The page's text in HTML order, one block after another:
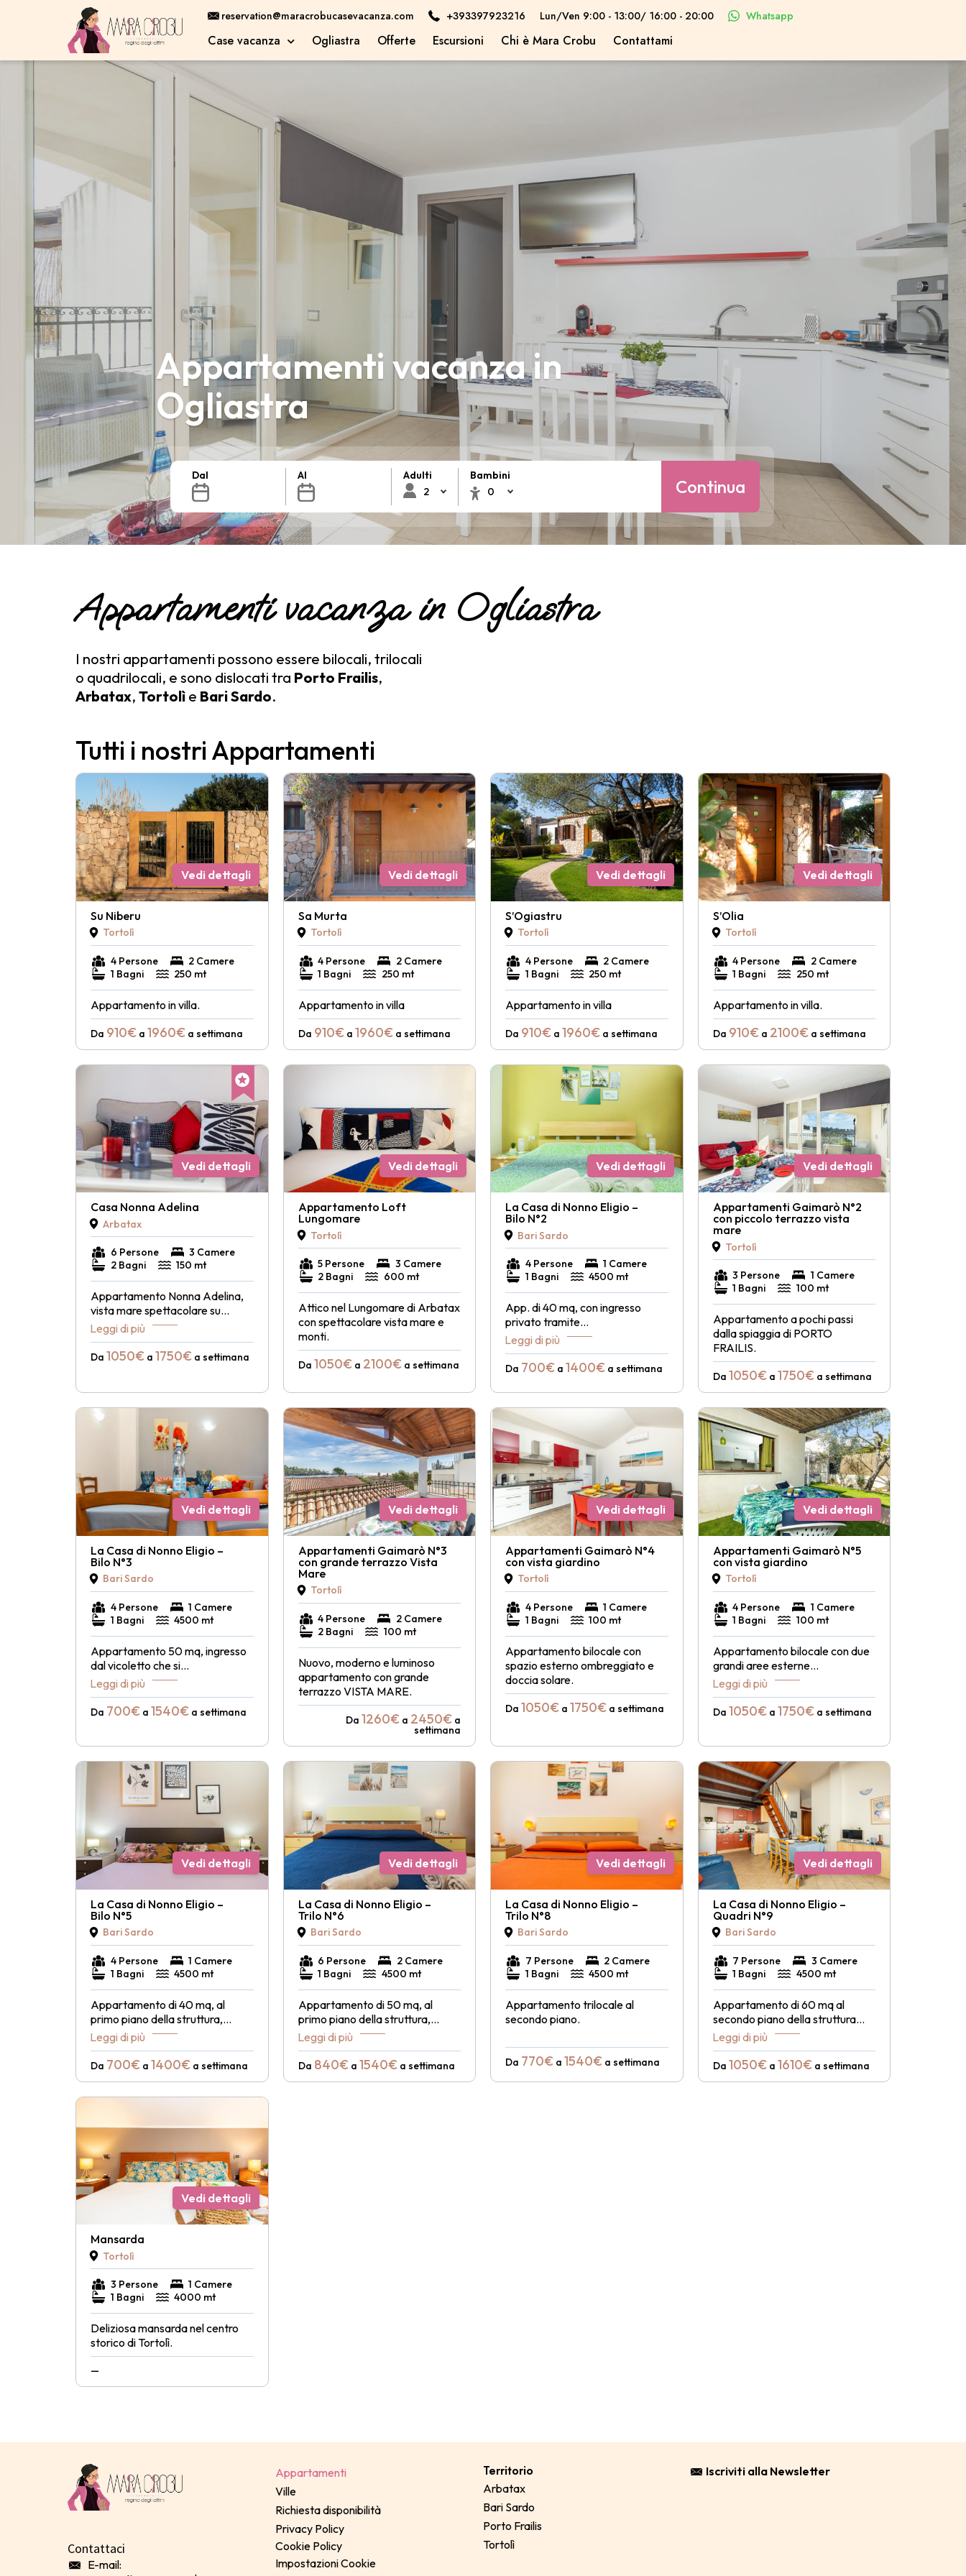
reservation@maracrobucasevacanza.com +393397923216 Lun/Ven 9:00 - 13:00/ 16:00 - 20:00 Whatsapp
Case vacanza Ogliastra Offerte Escursioni Chi è Mara Crobu Contattami
Appartamenti vacanza in
Ogliastra
Dal Al Adulti Bambini
Appartamenti vacanza in Ogliastra
I nostri appartamenti possono essere bilocali, trilocali
o quadrilocali, e sono dislocati tra Porto Frailis,
Arbatax, Tortolì e Bari Sardo.
Tutti i nostri Appartamenti
Vedi dettagli
Su Niberu
Tortolì
4 Persone
2 Camere
1 Bagni
250 mt
Appartamento in villa.
Da 910€ a 1960€ a settimana
Vedi dettagli
Sa Murta
Tortolì
4 Persone
2 Camere
1 Bagni
250 mt
Appartamento in villa
Da 910€a 1960€a settimana
Vedi dettagli
S’Ogiastru
Tortolì
4 Persone
2 Camere
1 Bagni
250 mt
Appartamento in villa
Da 910€ a 1960€ a settimana
Vedi dettagli
S’Olia
Tortolì
4 Persone
2 Camere
1 Bagni
250 mt
Appartamento in villa.
Da 910€a 2100€a settimana
Vedi dettagli
Casa Nonna Adelina
Arbatax
6 Persone
3 Camere
2 Bagni
150 mt
Appartamento Nonna Adelina,
vista mare spettacolare su...
Leggi di più
Da 1050€ a 1750€ a settimana
Vedi dettagli
Appartamento Loft
Lungomare
Tortolì
5 Persone
3 Camere
2 Bagni
600 mt
Attico nel Lungomare di Arbatax
con spettacolare vista mare e
monti.
Da 1050€a 2100€a settimana
Vedi dettagli
La Casa di Nonno Eligio –
Bilo N°2
Bari Sardo
4 Persone
1 Camere
1 Bagni
4500 mt
App. di 40 mq, con ingresso
privato tramite...
Leggi di più
Da 700€ a 1400€ a settimana
Vedi dettagli
Appartamenti Gaimarò N°2
con piccolo terrazzo vista
mare
Tortolì
3 Persone
1 Camere
1 Bagni
100 mt
Appartamento a pochi passi
dalla spiaggia di PORTO
FRAILIS.
Da 1050€a 1750€a settimana
Vedi dettagli
La Casa di Nonno Eligio –
Bilo N°3
Bari Sardo
4 Persone
1 Camere
1 Bagni
4500 mt
Appartamento 50 mq, ingresso
dal vicoletto che si...
Leggi di più
Da 700€ a 1540€ a settimana
Vedi dettagli
Appartamenti Gaimarò N°3
con grande terrazzo Vista
Mare
Tortolì
4 Persone
2 Camere
2 Bagni
100 mt
Nuovo, moderno e luminoso
appartamento con grande
terrazzo VISTA MARE.
Da 1260€ a 2450€ a
settimana
Vedi dettagli
Appartamenti Gaimarò N°4
con vista giardino
Tortolì
4 Persone
1 Camere
1 Bagni
100 mt
Appartamento bilocale con
spazio esterno ombreggiato e
doccia solare.
Da 1050€ a 1750€ a settimana
Vedi dettagli
Appartamenti Gaimarò N°5
con vista giardino
Tortolì
4 Persone
1 Camere
1 Bagni
100 mt
Appartamento bilocale con due
grandi aree esterne...
Leggi di più
Da 1050€a 1750€a settimana
Vedi dettagli
La Casa di Nonno Eligio –
Bilo N°5
Bari Sardo
4 Persone
1 Camere
1 Bagni
4500 mt
Appartamento di 40 mq, al
primo piano della struttura,...
Leggi di più
Da 700€ a 1400€ a settimana
Vedi dettagli
La Casa di Nonno Eligio –
Trilo N°6
Bari Sardo
6 Persone
2 Camere
1 Bagni
4500 mt
Appartamento di 50 mq, al
primo piano della struttura,...
Leggi di più
Da 840€a 1540€a settimana
Vedi dettagli
La Casa di Nonno Eligio –
Trilo N°8
Bari Sardo
7 Persone
2 Camere
1 Bagni
4500 mt
Appartamento trilocale al
secondo piano.
Da 770€ a 1540€ a settimana
Vedi dettagli
La Casa di Nonno Eligio –
Quadri N°9
Bari Sardo
7 Persone
3 Camere
1 Bagni
4500 mt
Appartamento di 60 mq al
secondo piano della struttura...
Leggi di più
Da 1050€a 1610€a settimana
Vedi dettagli
Mansarda
Tortolì
3 Persone
1 Camere
1 Bagni
4000 mt
Deliziosa mansarda nel centro
storico di Tortolì.
—
Contattaci
E-mail:
Appartamenti
Ville
Richiesta disponibilità
Privacy Policy
Cookie Policy
Impostazioni Cookie
Territorio
Arbatax
Bari Sardo
Porto Frailis
Tortolì
Iscriviti alla Newsletter